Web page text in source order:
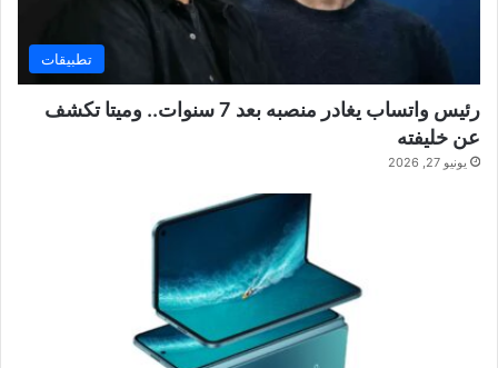
تطبيقات
رئيس واتساب يغادر منصبه بعد 7 سنوات.. وميتا تكشف
عن خليفته
يونيو 27, 2026